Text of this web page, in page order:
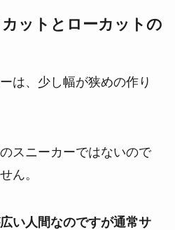
ットとローカットの
は、少し幅が狭めの作り
スニーカーではないので
ん。
い人間なのですが通常サ